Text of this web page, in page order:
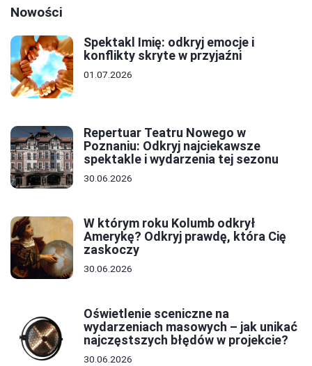
Nowości
Spektakl Imię: odkryj emocje i
konflikty skryte w przyjaźni
01.07.2026
Repertuar Teatru Nowego w
Poznaniu: Odkryj najciekawsze
spektakle i wydarzenia tej sezonu
30.06.2026
W którym roku Kolumb odkrył
Amerykę? Odkryj prawdę, która Cię
zaskoczy
30.06.2026
Oświetlenie sceniczne na
wydarzeniach masowych – jak unikać
najczęstszych błędów w projekcie?
30.06.2026